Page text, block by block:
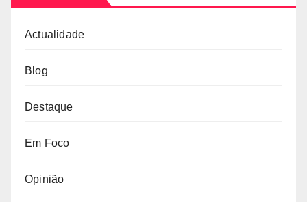
Actualidade
Blog
Destaque
Em Foco
Opinião